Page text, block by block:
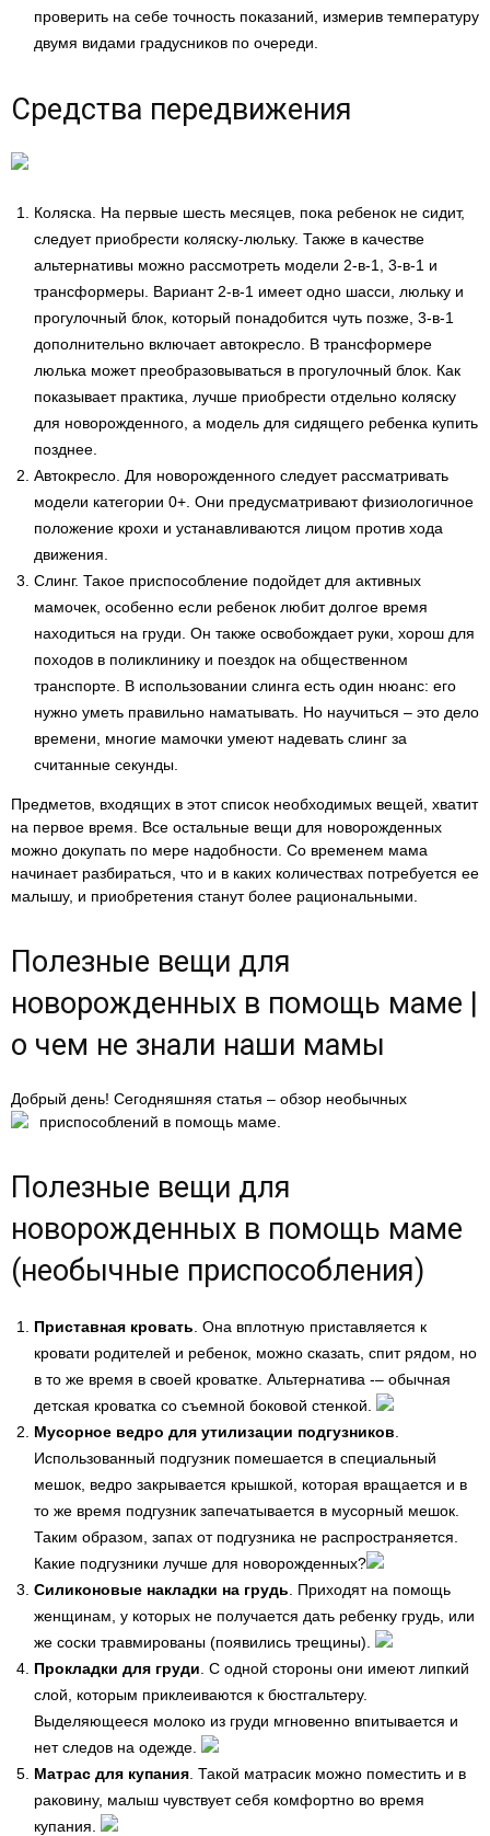
проверить на себе точность показаний, измерив температуру
двумя видами градусников по очереди.
Средства передвижения
Коляска. На первые шесть месяцев, пока ребенок не сидит,
следует приобрести коляску-люльку. Также в качестве
альтернативы можно рассмотреть модели 2-в-1, 3-в-1 и
трансформеры. Вариант 2-в-1 имеет одно шасси, люльку и
прогулочный блок, который понадобится чуть позже, 3-в-1
дополнительно включает автокресло. В трансформере
люлька может преобразовываться в прогулочный блок. Как
показывает практика, лучше приобрести отдельно коляску
для новорожденного, а модель для сидящего ребенка купить
позднее.
Автокресло. Для новорожденного следует рассматривать
модели категории 0+. Они предусматривают физиологичное
положение крохи и устанавливаются лицом против хода
движения.
Слинг. Такое приспособление подойдет для активных
мамочек, особенно если ребенок любит долгое время
находиться на груди. Он также освобождает руки, хорош для
походов в поликлинику и поездок на общественном
транспорте. В использовании слинга есть один нюанс: его
нужно уметь правильно наматывать. Но научиться – это дело
времени, многие мамочки умеют надевать слинг за
считанные секунды.
Предметов, входящих в этот список необходимых вещей, хватит
на первое время. Все остальные вещи для новорожденных
можно докупать по мере надобности. Со временем мама
начинает разбираться, что и в каких количествах потребуется ее
малышу, и приобретения станут более рациональными.
Полезные вещи для
новорожденных в помощь маме |
о чем не знали наши мамы
Добрый день! Сегодняшняя статья – обзор необычных
приспособлений в помощь маме.
Полезные вещи для
новорожденных в помощь маме
(необычные приспособления)
Приставная кровать . Она вплотную приставляется к
кровати родителей и ребенок, можно сказать, спит рядом, но
в то же время в своей кроватке. Альтернатива -– обычная
детская кроватка со съемной боковой стенкой.
Мусорное ведро для утилизации подгузников
Использованный подгузник помешается в специальный
мешок, ведро закрывается крышкой, которая вращается и в
то же время подгузник запечатывается в мусорный мешок.
Таким образом, запах от подгузника не распространяется.
Какие подгузники лучше для новорожденных?
Силиконовые накладки на грудь . Приходят на помощь
женщинам, у которых не получается дать ребенку грудь, или
же соски травмированы (появились трещины).
Прокладки для груди . С одной стороны они имеют липкий
слой, которым приклеиваются к бюстгальтеру.
Выделяющееся молоко из груди мгновенно впитывается и
нет следов на одежде.
Матрас для купания . Такой матрасик можно поместить и в
раковину, малыш чувствует себя комфортно во время
купания.